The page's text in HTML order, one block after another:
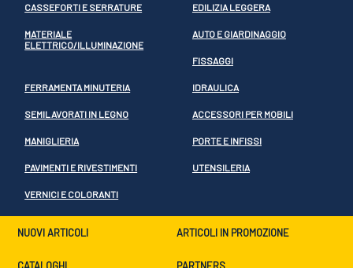
CASSEFORTI E SERRATURE EDILIZIA LEGGERA
MATERIALE
ELETTRICO/ILLUMINAZIONE
AUTO E GIARDINAGGIO
FISSAGGI
FERRAMENTA MINUTERIA IDRAULICA
SEMILAVORATI IN LEGNO ACCESSORI PER MOBILI
MANIGLIERIA PORTE E INFISSI
PAVIMENTI E RIVESTIMENTI UTENSILERIA
VERNICI E COLORANTI
NUOVI ARTICOLI ARTICOLI IN PROMOZIONE